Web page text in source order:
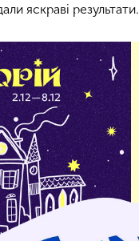
яскраві результати.